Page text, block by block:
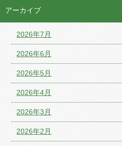
アーカイブ
2026年7月
2026年6月
2026年5月
2026年4月
2026年3月
2026年2月